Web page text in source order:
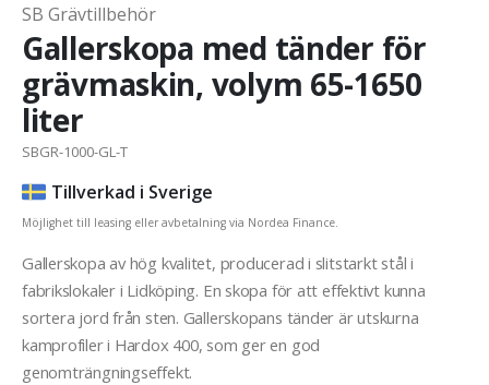
SB Grävtillbehör
Gallerskopa med tänder för
grävmaskin, volym 65-1650
liter
SBGR-1000-GL-T
Tillverkad i Sverige
Möjlighet till leasing eller avbetalning via Nordea Finance.
Gallerskopa av hög kvalitet, producerad i slitstarkt stål i
fabrikslokaler i Lidköping. En skopa för att effektivt kunna
sortera jord från sten. Gallerskopans tänder är utskurna
kamprofiler i Hardox 400, som ger en god
genomträngningseffekt.